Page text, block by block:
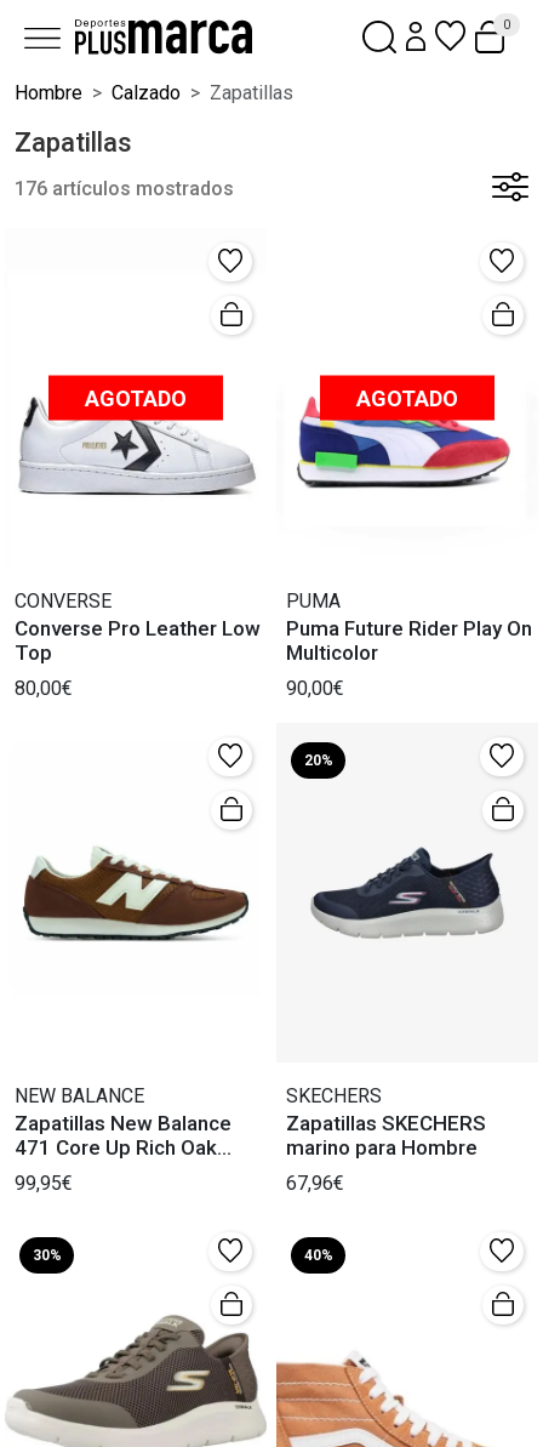
0
Hombre Calzado Zapatillas
Zapatillas
176 artículos mostrados
AGOTADO
CONVERSE
Converse Pro Leather Low
Top
80,00€
AGOTADO
PUMA
Puma Future Rider Play On
Multicolor
90,00€
NEW BALANCE
Zapatillas New Balance
471 Core Up Rich Oak
breakfast Tea
99,95€
20%
SKECHERS
Zapatillas SKECHERS
marino para Hombre
67,96€
30% 40%